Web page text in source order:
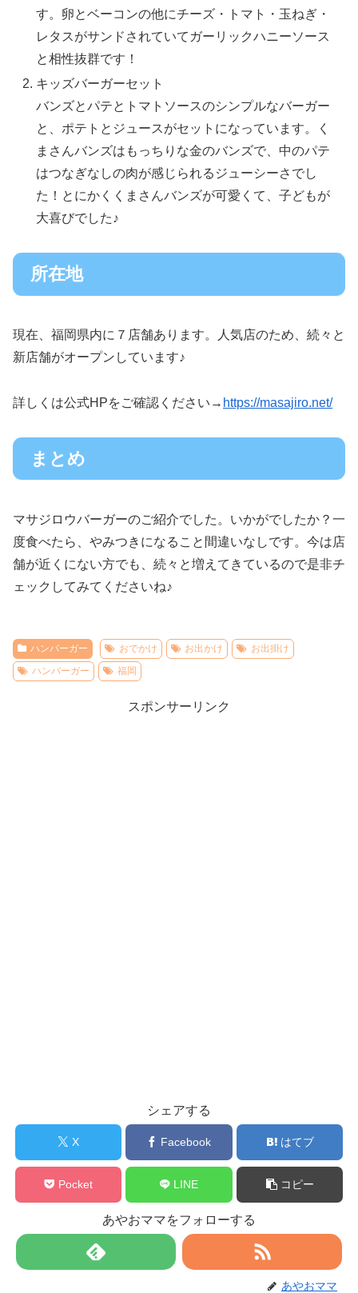
す。卵とベーコンの他にチーズ・トマト・玉ねぎ・
レタスがサンドされていてガーリックハニーソース
と相性抜群です！
キッズバーガーセット
バンズとパテとトマトソースのシンプルなバーガー
と、ポテトとジュースがセットになっています。く
まさんバンズはもっちりな金のバンズで、中のパテ
はつなぎなしの肉が感じられるジューシーさでし
た！とにかくくまさんバンズが可愛くて、子どもが
大喜びでした♪
所在地
現在、福岡県内に７店舗あります。人気店のため、続々と
新店舗がオープンしています♪
詳しくは公式HPをご確認ください→ https://masajiro.net/
まとめ
マサジロウバーガーのご紹介でした。いかがでしたか？一
度食べたら、やみつきになること間違いなしです。今は店
舗が近くにない方でも、続々と増えてきているので是非チ
ェックしてみてくださいね♪
ハンバーガー おでかけ お出かけ
お出掛け
ハンバーガー
福岡
スポンサーリンク
シェアする
X Facebook はてブ
Pocket LINE コピー
あやおママをフォローする
あやおママ